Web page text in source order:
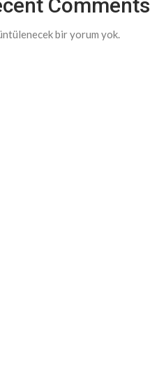
Comments
bir yorum yok.